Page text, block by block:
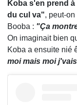
Koba s'en prend
du cul va", peut-
Booba : "Ça
On imaginait bien
Koba a ensuite nié
moi mais moi